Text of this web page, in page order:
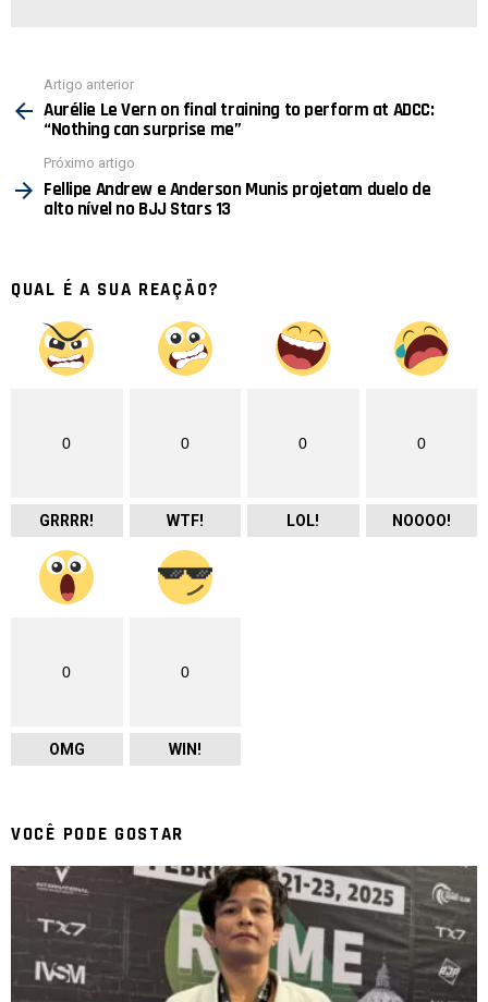
mais
Artigo anterior
Aurélie Le Vern on final training to perform at ADCC:
“Nothing can surprise me”
Próximo artigo
Fellipe Andrew e Anderson Munis projetam duelo de
alto nível no BJJ Stars 13
QUAL É A SUA REAÇÃO?
0
GRRRR!
0
WTF!
0
LOL!
0
NOOOO!
0
OMG
0
WIN!
VOCÊ PODE GOSTAR